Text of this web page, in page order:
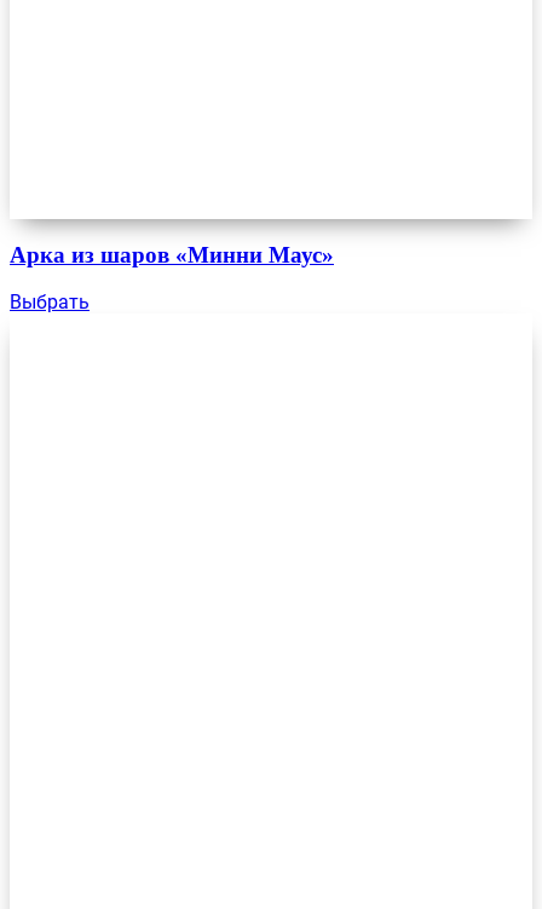
Арка из шаров «Минни Маус»
Выбрать